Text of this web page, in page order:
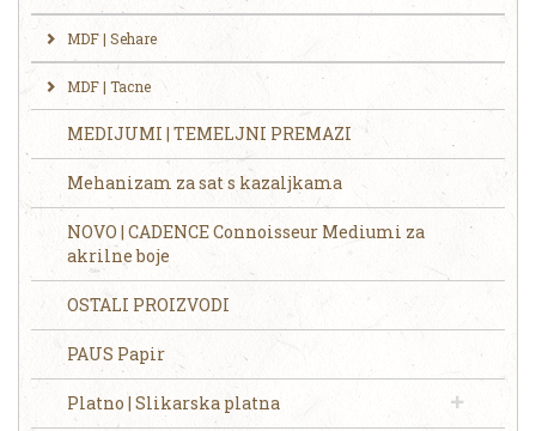
MDF | Sehare
MDF | Tacne
MEDIJUMI | TEMELJNI PREMAZI
Mehanizam za sat s kazaljkama
NOVO | CADENCE Connoisseur Mediumi za
akrilne boje
OSTALI PROIZVODI
PAUS Papir
Platno | Slikarska platna